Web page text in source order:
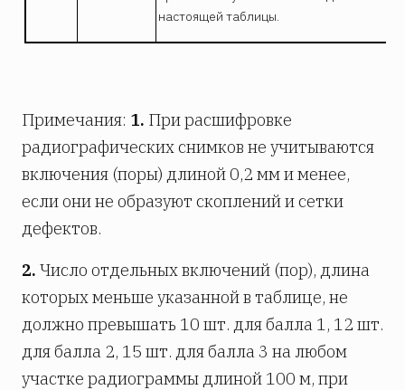
настоящей таблицы.
Примечания: 1. При расшифровке
радиографических снимков не учитываются
включения (поры) длиной 0,2 мм и менее,
если они не образуют скоплений и сетки
дефектов.
2. Число отдельных включений (пор), длина
которых меньше указанной в таблице, не
должно превышать 10 шт. для балла 1, 12 шт.
для балла 2, 15 шт. для балла 3 на любом
участке радиограммы длиной 100 м, при